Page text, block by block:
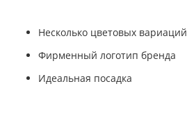
Несколько цветовых вариаций
Фирменный логотип бренда
Идеальная посадка